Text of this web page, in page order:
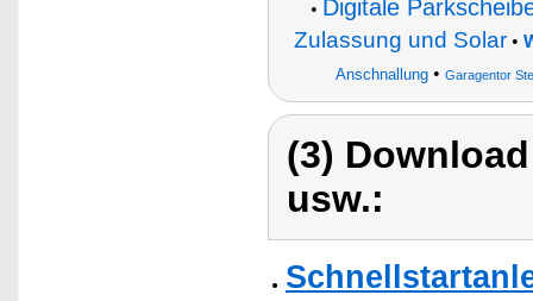
• Digitale
Zulassung und Solar •
Anschnallung• Garagentor
(3)
usw.: